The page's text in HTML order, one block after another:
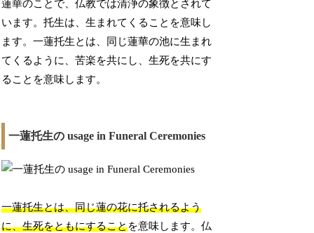
蓮華のことで、仏教では清浄の象徴とされて
います。托生は、生まれてくることを意味し
ます。一蓮托生とは、同じ蓮華の池に生まれ
てくるように、苦楽を共にし、生死を共にす
ることを意味します。
一蓮托生の usage in Funeral Ceremonies
一蓮托生とは、同じ蓮の花に托されるよう
に、生死をともにすることを意味します。仏